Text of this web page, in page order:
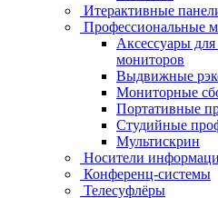
Итерактивные
Профессиональные
Аксессуары
мониторов
Выдвижные
Мониторные
Портативные
Студийные
Мультискрин
Носители
Конференц-системы
Телесуфлёры